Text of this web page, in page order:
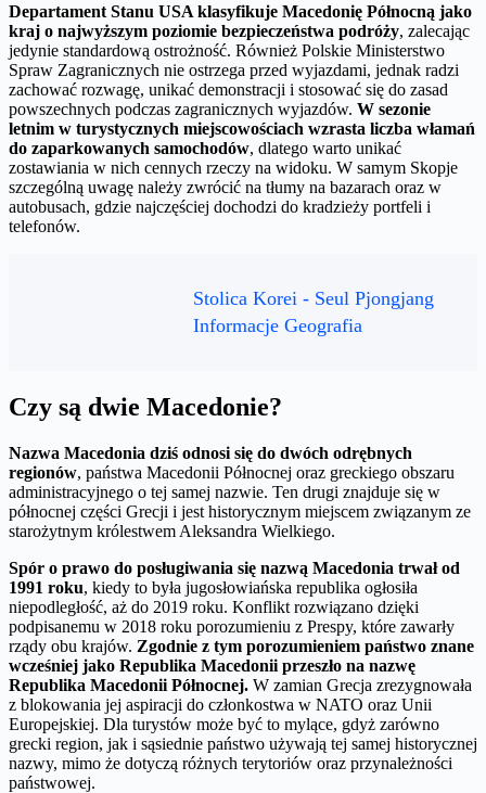
Departament Stanu USA klasyfikuje Macedonię Północną jako
kraj o najwyższym poziomie bezpieczeństwa podróży, zalecając
jedynie standardową ostrożność. Również Polskie Ministerstwo
Spraw Zagranicznych nie ostrzega przed wyjazdami, jednak radzi
zachować rozwagę, unikać demonstracji i stosować się do zasad
powszechnych podczas zagranicznych wyjazdów. W sezonie
letnim w turystycznych miejscowościach wzrasta liczba włamań
do zaparkowanych samochodów, dlatego warto unikać
zostawiania w nich cennych rzeczy na widoku. W samym Skopje
szczególną uwagę należy zwrócić na tłumy na bazarach oraz w
autobusach, gdzie najczęściej dochodzi do kradzieży portfeli i
telefonów.
Stolica Korei - Seul Pjongjang
Informacje Geografia
Czy są dwie Macedonie?
Nazwa Macedonia dziś odnosi się do dwóch odrębnych
regionów, państwa Macedonii Północnej oraz greckiego obszaru
administracyjnego o tej samej nazwie. Ten drugi znajduje się w
północnej części Grecji i jest historycznym miejscem związanym ze
starożytnym królestwem Aleksandra Wielkiego.
Spór o prawo do posługiwania się nazwą Macedonia trwał od
1991 roku, kiedy to była jugosłowiańska republika ogłosiła
niepodległość, aż do 2019 roku. Konflikt rozwiązano dzięki
podpisanemu w 2018 roku porozumieniu z Prespy, które zawarły
rządy obu krajów. Zgodnie z tym porozumieniem państwo znane
wcześniej jako Republika Macedonii przeszło na nazwę
Republika Macedonii Północnej. W zamian Grecja zrezygnowała
z blokowania jej aspiracji do członkostwa w NATO oraz Unii
Europejskiej. Dla turystów może być to mylące, gdyż zarówno
grecki region, jak i sąsiednie państwo używają tej samej historycznej
nazwy, mimo że dotyczą różnych terytoriów oraz przynależności
państwowej.